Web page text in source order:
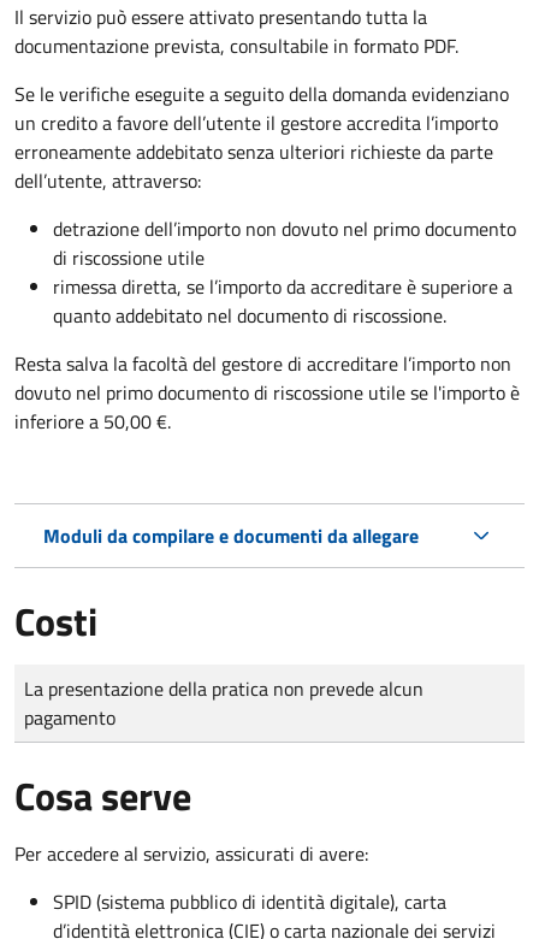
Il servizio può essere attivato presentando tutta la
documentazione prevista, consultabile in formato PDF.
Se le verifiche eseguite a seguito della domanda evidenziano
un credito a favore dell’utente il gestore accredita l’importo
erroneamente addebitato senza ulteriori richieste da parte
dell’utente, attraverso:
detrazione dell’importo non dovuto nel primo documento
di riscossione utile
rimessa diretta, se l’importo da accreditare è superiore a
quanto addebitato nel documento di riscossione.
Resta salva la facoltà del gestore di accreditare l’importo non
dovuto nel primo documento di riscossione utile se l'importo è
inferiore a 50,00 €.
Moduli da compilare e documenti da allegare
Costi
Tipo di pagamento
Importo
La presentazione della pratica non prevede alcun
pagamento
Cosa serve
Per accedere al servizio, assicurati di avere:
SPID (sistema pubblico di identità digitale), carta
d’identità elettronica (CIE) o carta nazionale dei servizi